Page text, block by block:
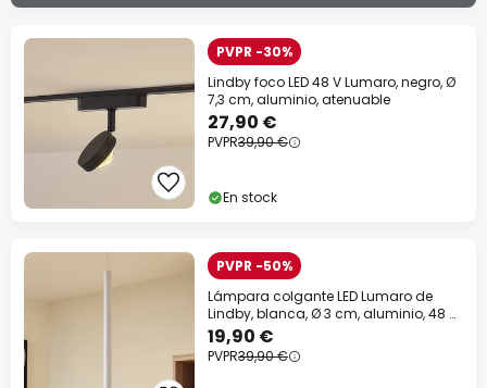
PVPR -30%
Lindby foco LED 48 V Lumaro, negro, Ø
7,3 cm, aluminio, atenuable
27,90 €
PVPR39,90 €
En stock
PVPR -50%
Lámpara colgante LED Lumaro de
Lindby, blanca, Ø 3 cm, aluminio, 48 V,
atenuable
19,90 €
PVPR39,90 €